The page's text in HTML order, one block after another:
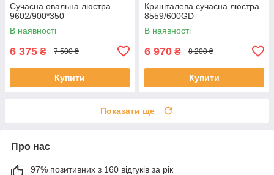
Сучасна овальна люстра
9602/900*350
В наявності
6 375 ₴ 7 500 ₴
Купити
Кришталева сучасна люстра
8559/600GD
В наявності
6 970 ₴ 8 200 ₴
Купити
Показати ще
Про нас
97% позитивних з 160 відгуків за рік